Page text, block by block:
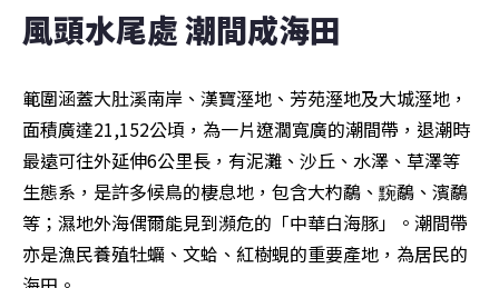
風頭水尾處 潮間成海田
範圍涵蓋大肚溪南岸、漢寶溼地、芳苑溼地及大城溼地，
面積廣達21,152公頃，為一片遼濶寬廣的潮間帶，退潮時
最遠可往外延伸6公里長，有泥灘、沙丘、水澤、草澤等
生態系，是許多候鳥的棲息地，包含大杓鷸、黦鷸、濱鷸
等；濕地外海偶爾能見到瀕危的「中華白海豚」。潮間帶
亦是漁民養殖牡蠣、文蛤、紅樹蜆的重要產地，為居民的